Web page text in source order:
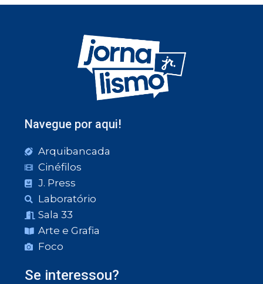
Navegue por aqui!
Arquibancada
Cinéfilos
J. Press
Laboratório
Sala 33
Arte e Grafia
Foco
Se interessou?